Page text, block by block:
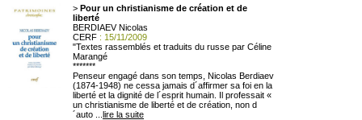
> Pour un christianisme de création et de
liberté
BERDIAEV Nicolas
CERF : 15/11/2009
"Textes rassemblés et traduits du russe par Céline
Marangé
*******
Penseur engagé dans son temps, Nicolas Berdiaev
(1874-1948) ne cessa jamais d´affirmer sa foi en la
liberté et la dignité de l´esprit humain. Il professait «
un christianisme de liberté et de création, non d
´auto ... lire la suite